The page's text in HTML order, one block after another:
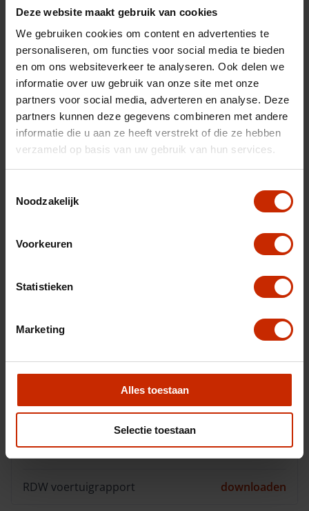
Deze website maakt gebruik van cookies
We gebruiken cookies om content en advertenties te
personaliseren, om functies voor social media te bieden
en om ons websiteverkeer te analyseren. Ook delen we
informatie over uw gebruik van onze site met onze
partners voor social media, adverteren en analyse. Deze
partners kunnen deze gegevens combineren met andere
informatie die u aan ze heeft verstrekt of die ze hebben
verzameld op basis van uw gebruik van hun services.
Noodzakelijk
Voorkeuren
Statistieken
Marketing
Alles toestaan
Selectie toestaan
Afgifte datum deel 1
27-02-2025
Gewicht
1203 kg
Max trekgewicht
1200 kg
C02 uitstoot
104 g/km
Motorrijtuigen belasting € 172 - 188 per kwartaal
Energielabel
A
Vermogen
145 pk
Cilinderinhoud
Cilinders
Kleur
stof/kunstleder belomka
Downloads
RDW voertuigrapport downloaden